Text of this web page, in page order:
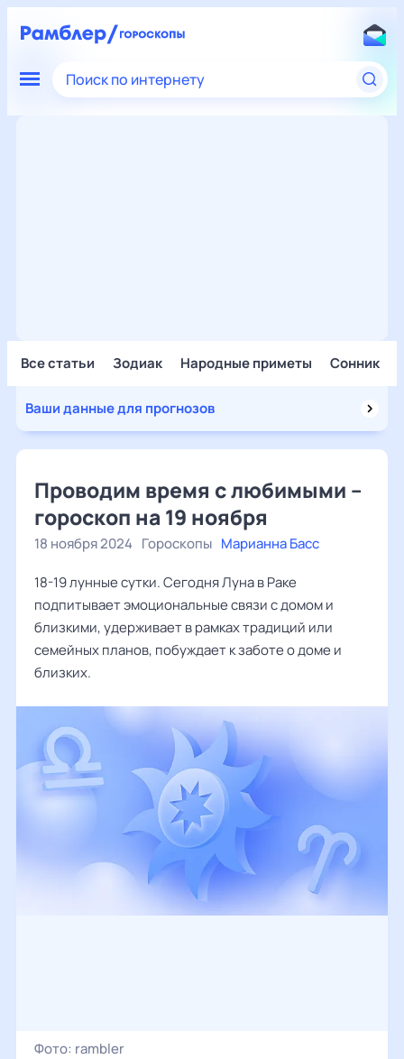
Поиск по интернету
Все статьи Зодиак Народные приметы Сонник
Ваши данные для прогнозов
Проводим время с любимыми –
гороскоп на 19 ноября
18 ноября 2024 Гороскопы Марианна Басс
18-19 лунные сутки. Сегодня Луна в Раке
подпитывает эмоциональные связи с домом и
близкими, удерживает в рамках традиций или
семейных планов, побуждает к заботе о доме и
близких.
Фото: rambler